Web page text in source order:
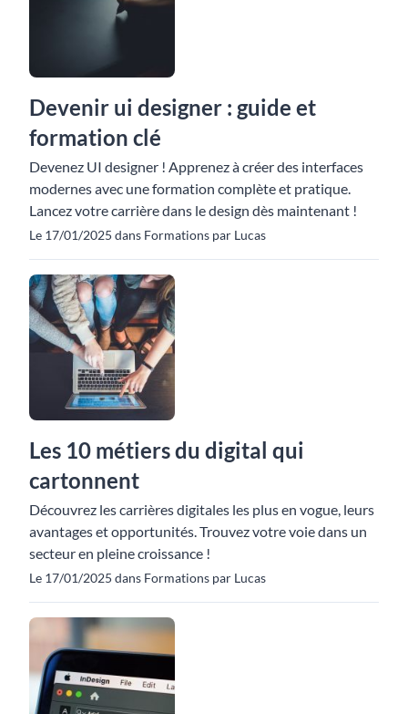
Devenir ui designer : guide et
formation clé
Devenez UI designer ! Apprenez à créer des interfaces
modernes avec une formation complète et pratique.
Lancez votre carrière dans le design dès maintenant !
Le 17/01/2025 dans Formations par Lucas
Les 10 métiers du digital qui
cartonnent
Découvrez les carrières digitales les plus en vogue, leurs
avantages et opportunités. Trouvez votre voie dans un
secteur en pleine croissance !
Le 17/01/2025 dans Formations par Lucas